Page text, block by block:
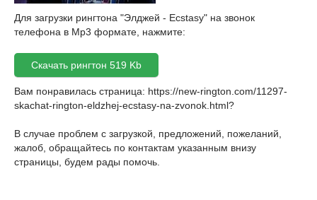
Для загрузки рингтона "Элджей - Ecstasy" на звонок
телефона в Mp3 формате, нажмите:
Скачать рингтон 519 Kb
Вам понравилась страница: https://new-rington.com/11297-
skachat-rington-eldzhej-ecstasy-na-zvonok.html?
В случае проблем с загрузкой, предложений, пожеланий,
жалоб, обращайтесь по контактам указанным внизу
страницы, будем рады помочь.